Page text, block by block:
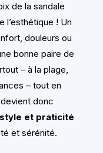
de la sandale
l’esthétique ! Un
douleurs ou
bonne paire de
– à la plage,
– tout en
donc
et praticité
et sérénité.